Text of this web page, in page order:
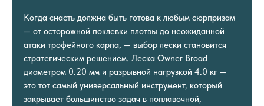
Когда снасть должна быть готова к любым сюрпризам
— от осторожной поклевки плотвы до неожиданной
атаки трофейного карпа, — выбор лески становится
стратегическим решением. Леска Owner Broad
диаметром 0.20 мм и разрывной нагрузкой 4.0 кг —
это тот самый универсальный инструмент, который
закрывает большинство задач в поплавочной,